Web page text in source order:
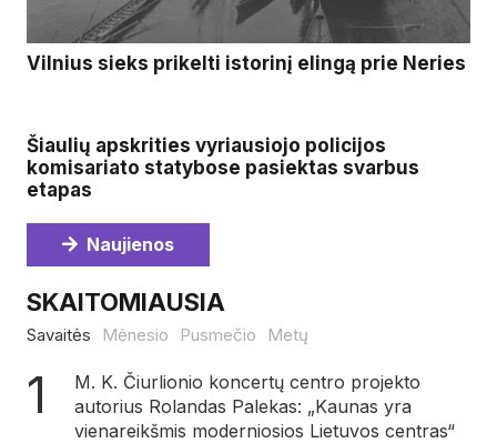
Vilnius sieks prikelti istorinį elingą prie Neries
Šiaulių apskrities vyriausiojo policijos
komisariato statybose pasiektas svarbus
etapas
Naujienos
SKAITOMIAUSIA
Savaitės Mėnesio Pusmečio Metų
M. K. Čiurlionio koncertų centro projekto
autorius Rolandas Palekas: „Kaunas yra
vienareikšmis moderniosios Lietuvos centras“